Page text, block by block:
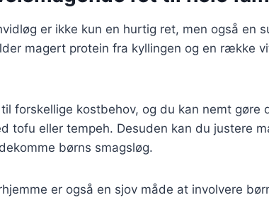
er ikke kun en hurtig ret, men også en
magert protein fra kyllingen og en række
forskellige kostbehov, og du kan nemt gøre
tofu eller tempeh. Desuden kan du justere
børns smagsløg.
er også en sjov måde at involvere